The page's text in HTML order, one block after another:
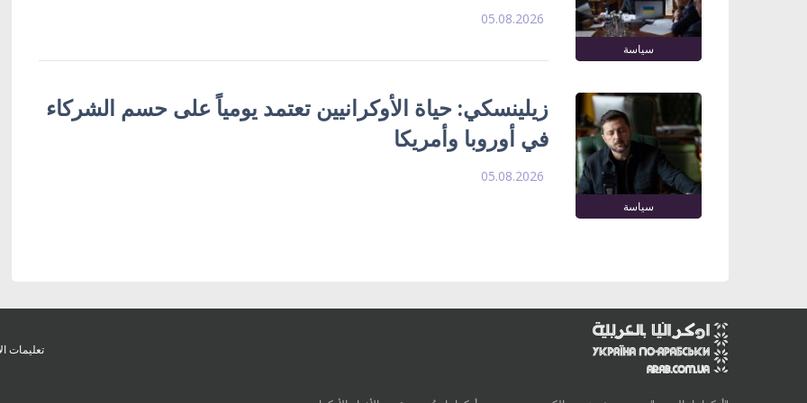
سياسة
05.08.2026
سياسة
زيلينسكي: حياة الأوكرانيين تعتمد يومياً على حسم الشركاء
في أوروبا وأمريكا
05.08.2026
تعليمات